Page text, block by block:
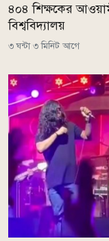
৪০৪ শিক্ষকের
বিশ্ববিদ্যালয়
৩ ঘন্টা ৩ মিনিট আগে